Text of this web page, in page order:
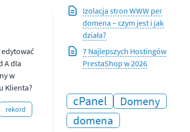
rekord
Izolacja stron WWW per
domena – czym jest i jak
działa?
7 Najlepszych Hostingów
PrestaShop w 2026
cPanel Domeny
domena